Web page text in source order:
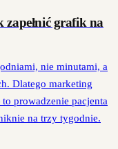
grafik na
nie minutami, a
Dlatego marketing
prowadzenie pacjenta
na trzy tygodnie.